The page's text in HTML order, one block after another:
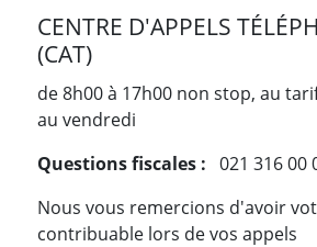
CENTRE D'APPELS
(CAT)
de 8h00 à 17h00 non stop, au
au vendredi
Questions fiscales : 021 316 00
Nous vous remercions d'avoir
contribuable lors de vos appels